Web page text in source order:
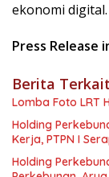
ekonomi digital.
Press Release
Berita Terkait
Lomba Foto LRT
Holding
Kerja, PTPN I
Holding